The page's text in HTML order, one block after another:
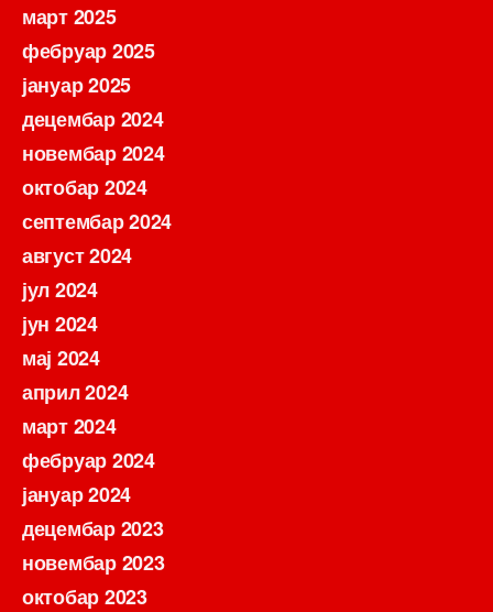
март 2025
фебруар 2025
јануар 2025
децембар 2024
новембар 2024
октобар 2024
септембар 2024
август 2024
јул 2024
јун 2024
мај 2024
април 2024
март 2024
фебруар 2024
јануар 2024
децембар 2023
новембар 2023
октобар 2023